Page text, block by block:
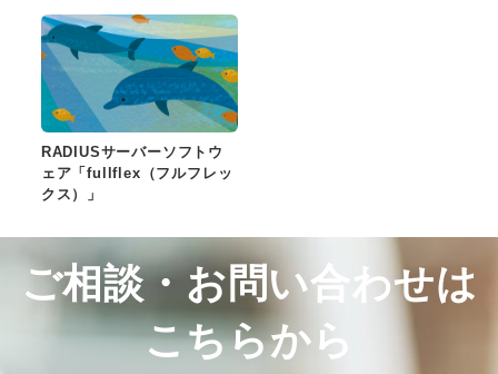
RADIUSサーバーソフトウ
ェア「fullflex（フルフレッ
クス）」
ご相談・お問い合わせは
こちらから